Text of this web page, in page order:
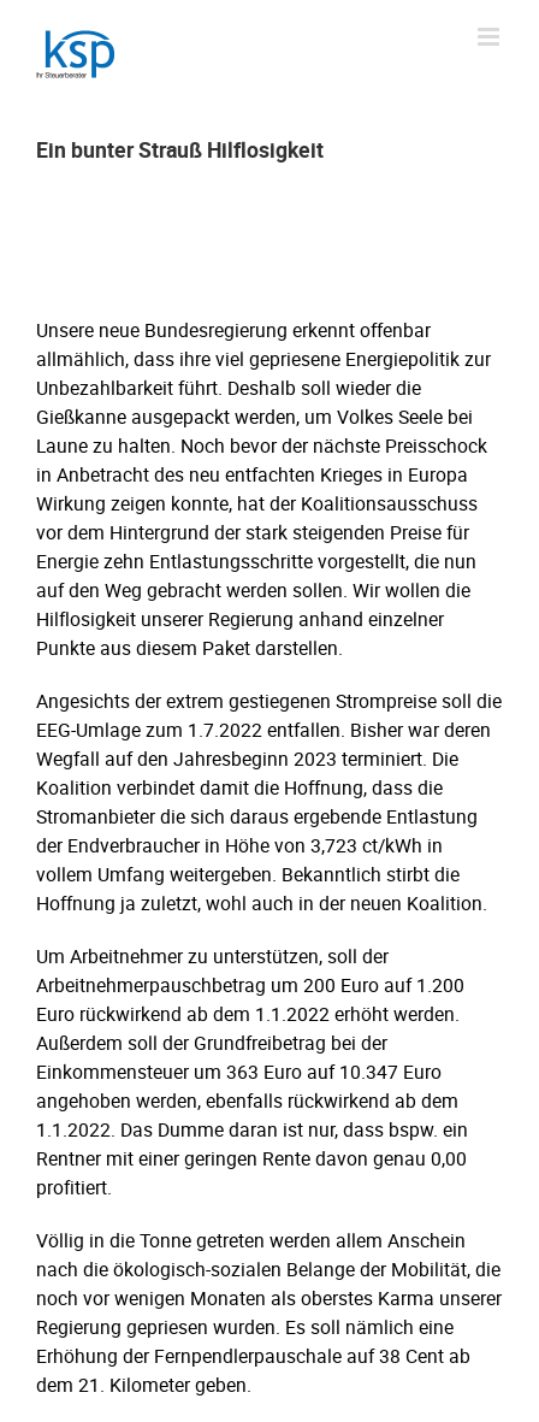
content
Ein bunter Strauß Hilflosigkeit
Unsere neue Bundesregierung erkennt offenbar
allmählich, dass ihre viel gepriesene Energiepolitik zur
Unbezahlbarkeit führt. Deshalb soll wieder die
Gießkanne ausgepackt werden, um Volkes Seele bei
Laune zu halten. Noch bevor der nächste Preisschock
in Anbetracht des neu entfachten Krieges in Europa
Wirkung zeigen konnte, hat der Koalitionsausschuss
vor dem Hintergrund der stark steigenden Preise für
Energie zehn Entlastungsschritte vorgestellt, die nun
auf den Weg gebracht werden sollen. Wir wollen die
Hilflosigkeit unserer Regierung anhand einzelner
Punkte aus diesem Paket darstellen.
Angesichts der extrem gestiegenen Strompreise soll die
EEG-Umlage zum 1.7.2022 entfallen. Bisher war deren
Wegfall auf den Jahresbeginn 2023 terminiert. Die
Koalition verbindet damit die Hoffnung, dass die
Stromanbieter die sich daraus ergebende Entlastung
der Endverbraucher in Höhe von 3,723 ct/kWh in
vollem Umfang weitergeben. Bekanntlich stirbt die
Hoffnung ja zuletzt, wohl auch in der neuen Koalition.
Um Arbeitnehmer zu unterstützen, soll der
Arbeitnehmerpauschbetrag um 200 Euro auf 1.200
Euro rückwirkend ab dem 1.1.2022 erhöht werden.
Außerdem soll der Grundfreibetrag bei der
Einkommensteuer um 363 Euro auf 10.347 Euro
angehoben werden, ebenfalls rückwirkend ab dem
1.1.2022. Das Dumme daran ist nur, dass bspw. ein
Rentner mit einer geringen Rente davon genau 0,00
profitiert.
Völlig in die Tonne getreten werden allem Anschein
nach die ökologisch-sozialen Belange der Mobilität, die
noch vor wenigen Monaten als oberstes Karma unserer
Regierung gepriesen wurden. Es soll nämlich eine
Erhöhung der Fernpendlerpauschale auf 38 Cent ab
dem 21. Kilometer geben.